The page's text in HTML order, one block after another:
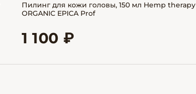
Пилинг для кожи головы, 150 мл Hemp therapy
ORGANIC EPICA Prof
1 100 ₽